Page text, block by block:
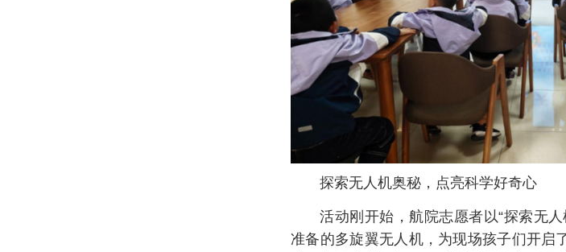
探索无人机奥秘，点亮科学好奇心
活动刚开始，航院志愿者以“探索无
准备的多旋翼无人机，为现场孩子们开启